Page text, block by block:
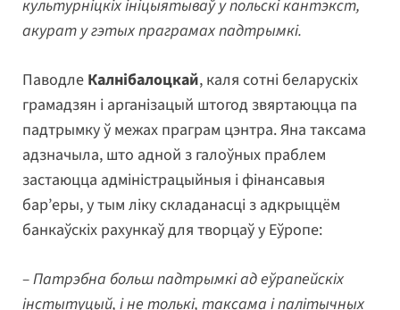
культурніцкіх ініцыятываў у польскі кантэкст,
акурат у гэтых праграмах падтрымкі.
Паводле Калнібалоцкай, каля сотні беларускіх
грамадзян і арганізацый штогод звяртаюцца па
падтрымку ў межах праграм цэнтра. Яна таксама
адзначыла, што адной з галоўных праблем
застаюцца адміністрацыйныя і фінансавыя
бар’еры, у тым ліку складанасці з адкрыццём
банкаўскіх рахункаў для творцаў у Еўропе:
– Патрэбна больш падтрымкі ад еўрапейскіх
інстытуцый, і не толькі, таксама і палітычных